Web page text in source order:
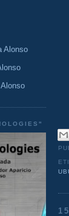
Alonso